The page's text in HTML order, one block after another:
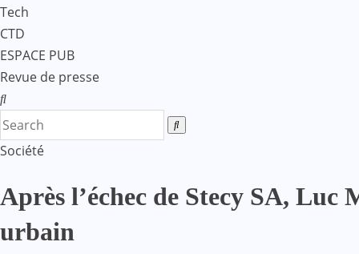
Tech
CTD
ESPACE PUB
Revue de presse
Société
Après l’échec de Stecy SA,
urbain